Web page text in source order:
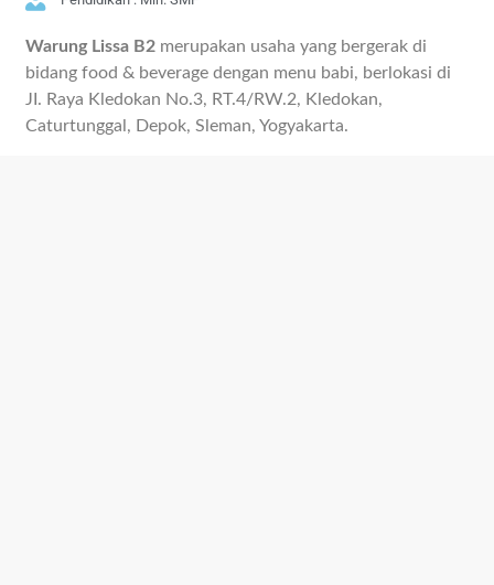
Warung Lissa B2 merupakan usaha yang bergerak di
bidang food & beverage dengan menu babi, berlokasi di
JI. Raya Kledokan No.3, RT.4/RW.2, Kledokan,
Caturtunggal, Depok, Sleman, Yogyakarta.